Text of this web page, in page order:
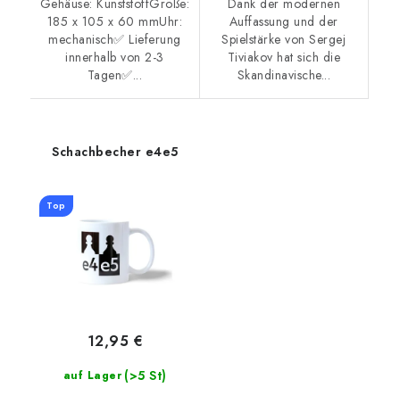
Gehäuse: KunststoffGröße:
185 x 105 x 60 mmUhr:
mechanisch✅ Lieferung
innerhalb von 2-3
Tagen✅...
Dank der modernen
Auffassung und der
Spielstärke von Sergej
Tiviakov hat sich die
Skandinavische...
Schachbecher e4e5
Top
auf Lager (>5 St)
12,95 €